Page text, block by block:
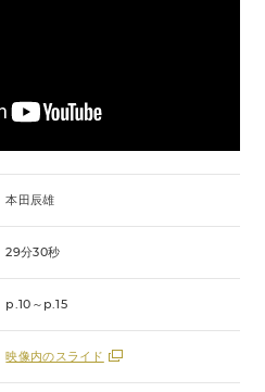
本田辰雄
29分30秒
p.10～p.15
映像内のスライド